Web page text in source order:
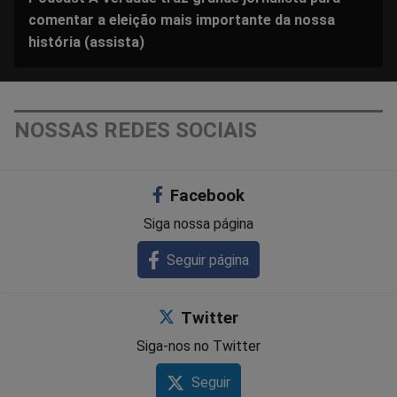
comentar a eleição mais importante da nossa
história (assista)
NOSSAS REDES SOCIAIS
Facebook
Siga nossa página
Seguir página
Twitter
Siga-nos no Twitter
Seguir